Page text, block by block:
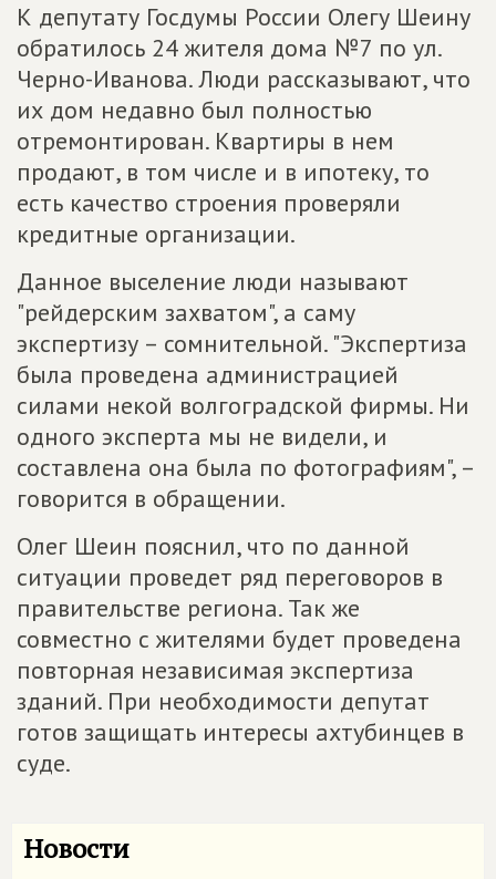
К депутату Госдумы России Олегу Шеину
обратилось 24 жителя дома №7 по ул.
Черно-Иванова. Люди рассказывают, что
их дом недавно был полностью
отремонтирован. Квартиры в нем
продают, в том числе и в ипотеку, то
есть качество строения проверяли
кредитные организации.
Данное выселение люди называют
"рейдерским захватом", а саму
экспертизу – сомнительной. "Экспертиза
была проведена администрацией
силами некой волгоградской фирмы. Ни
одного эксперта мы не видели, и
составлена она была по фотографиям", –
говорится в обращении.
Олег Шеин пояснил, что по данной
ситуации проведет ряд переговоров в
правительстве региона. Так же
совместно с жителями будет проведена
повторная независимая экспертиза
зданий. При необходимости депутат
готов защищать интересы ахтубинцев в
суде.
Новости